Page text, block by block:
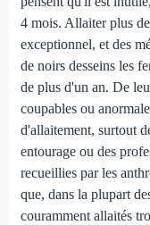
4 mois. Allaiter plus
exceptionnel, et des
de noirs desseins les
de plus d'un an. De
coupables ou
d'allaitement, surtout
entourage ou des
recueillies par les
que, dans la plupart
couramment allaités